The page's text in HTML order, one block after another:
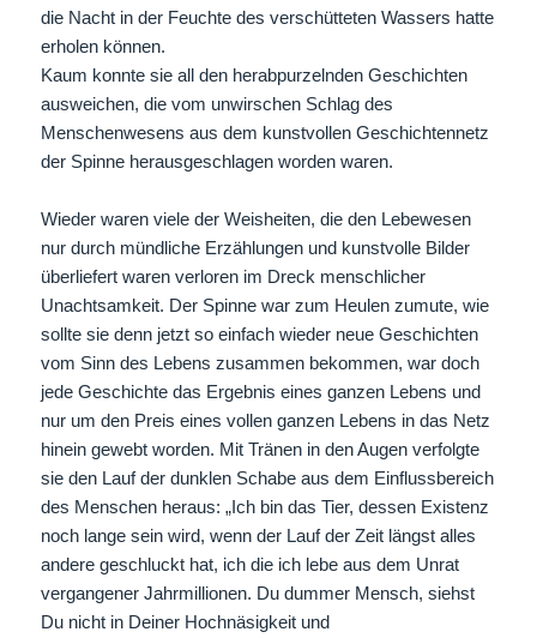
die Nacht in der Feuchte des verschütteten Wassers hatte
erholen können.
Kaum konnte sie all den herabpurzelnden Geschichten
ausweichen, die vom unwirschen Schlag des
Menschenwesens aus dem kunstvollen Geschichtennetz
der Spinne herausgeschlagen worden waren.
Wieder waren viele der Weisheiten, die den Lebewesen
nur durch mündliche Erzählungen und kunstvolle Bilder
überliefert waren verloren im Dreck menschlicher
Unachtsamkeit. Der Spinne war zum Heulen zumute, wie
sollte sie denn jetzt so einfach wieder neue Geschichten
vom Sinn des Lebens zusammen bekommen, war doch
jede Geschichte das Ergebnis eines ganzen Lebens und
nur um den Preis eines vollen ganzen Lebens in das Netz
hinein gewebt worden. Mit Tränen in den Augen verfolgte
sie den Lauf der dunklen Schabe aus dem Einflussbereich
des Menschen heraus: „Ich bin das Tier, dessen Existenz
noch lange sein wird, wenn der Lauf der Zeit längst alles
andere geschluckt hat, ich die ich lebe aus dem Unrat
vergangener Jahrmillionen. Du dummer Mensch, siehst
Du nicht in Deiner Hochnäsigkeit und